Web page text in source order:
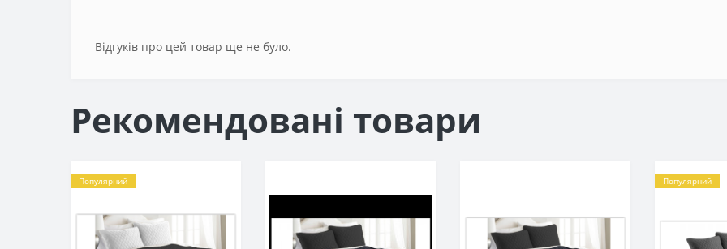
Відгуків про цей товар ще не було.
Рекомендовані товари
Популярний Популярний